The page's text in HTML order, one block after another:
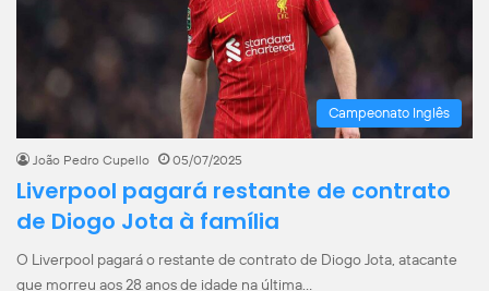
Campeonato Inglês
João Pedro Cupello 05/07/2025
Liverpool pagará restante de contrato
de Diogo Jota à família
O Liverpool pagará o restante de contrato de Diogo Jota, atacante
que morreu aos 28 anos de idade na última…